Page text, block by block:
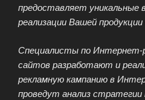
предоставляет уникальные
реализации Вашей продукции
Специалисты по Интернет-
сайтов разработают и
рекламную кампанию в
проведут анализ